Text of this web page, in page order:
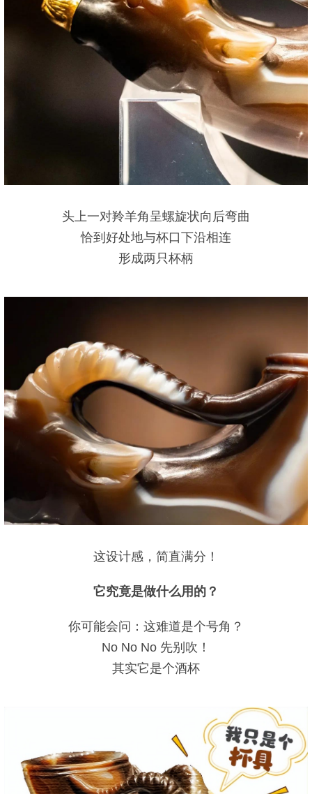
头上一对羚羊角呈螺旋状向后弯曲
恰到好处地与杯口下沿相连
形成两只杯柄
这设计感，简直满分！
它究竟是做什么用的？
你可能会问：这难道是个号角？
No No No 先别吹！
其实它是个酒杯